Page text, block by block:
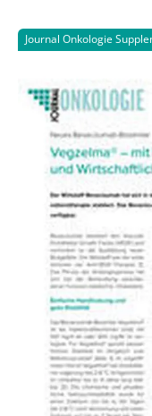
Journal Onkologie